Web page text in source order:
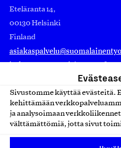
Sivustomme käyttää evästeitä.
kehittämään
ja analysoimaan
välttämättömiä, jotta sivut
Eteläranta 14,
00130 Helsinki
Finland
laskutus@suomalainentyo.fi
Avainlippu